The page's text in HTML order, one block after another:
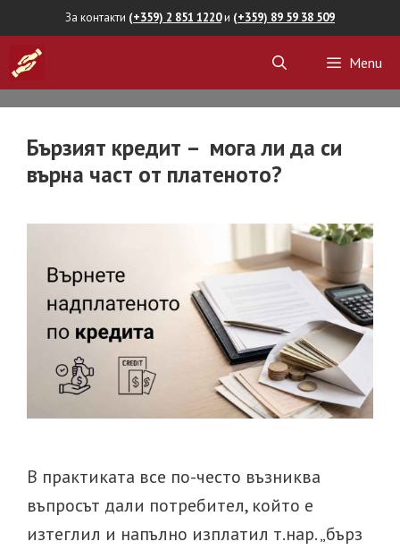
to
content
За контакти (+359) 2 851 1220и (+359) 89 59 38 509
Menu
Бързият кредит – мога ли да си
върна част от платеното?
В практиката все по-често възниква
въпросът дали потребител, който е
изтеглил и напълно изплатил т.нар. „бърз